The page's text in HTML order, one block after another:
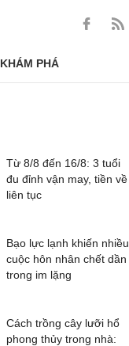
KHÁM PHÁ
Từ 8/8 đến 16/8: 3 tuổi
đu đỉnh vận may, tiền về
liên tục
Bạo lực lạnh khiến nhiều
cuộc hôn nhân chết dần
trong im lặng
Cách trồng cây lưỡi hổ
phong thủy trong nhà: